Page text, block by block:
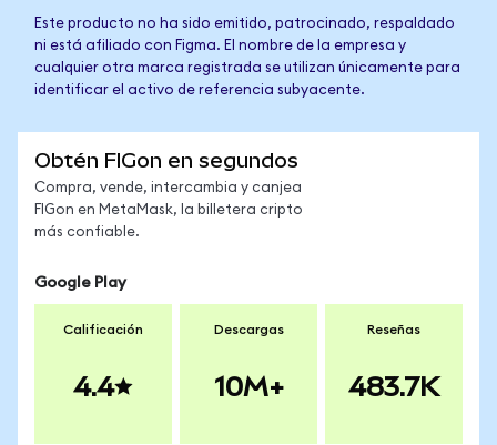
Este producto no ha sido emitido, patrocinado, respaldado
ni está afiliado con Figma. El nombre de la empresa y
cualquier otra marca registrada se utilizan únicamente para
identificar el activo de referencia subyacente.
Obtén FIGon en segundos
Compra, vende, intercambia y canjea
FIGon en MetaMask, la billetera cripto
más confiable.
Google Play
Calificación
4.4
Descargas
10M+
Reseñas
483.7K